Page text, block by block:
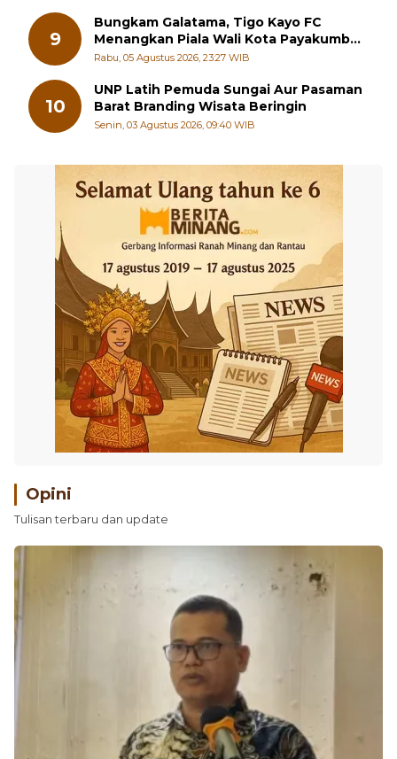
9
Bungkam Galatama, Tigo Kayo FC
Menangkan Piala Wali Kota Payakumbuh
Cup 2026
Rabu, 05 Agustus 2026, 23:27 WIB
10
UNP Latih Pemuda Sungai Aur Pasaman
Barat Branding Wisata Beringin
Senin, 03 Agustus 2026, 09:40 WIB
Opini
Tulisan terbaru dan update